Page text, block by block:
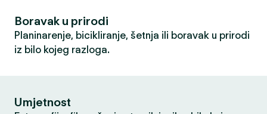
Boravak u prirodi
Planinarenje, bicikliranje, šetnja ili boravak u prirodi
iz bilo kojeg razloga.
Umjetnost